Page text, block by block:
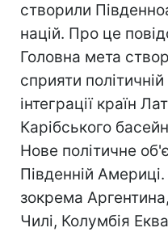
створили
націй. Про це
Головна мета
сприяти політичній
інтеграції країн
Карібського
Нове політичне
Південній
зокрема
Чилі, Колумбія